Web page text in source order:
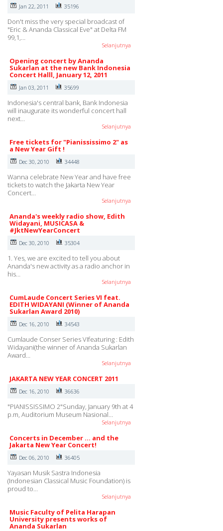
Jan 22, 2011 35196
Don't miss the very special broadcast of
"Eric & Ananda Classical Eve" at Delta FM
99,1,…
Selanjutnya
Opening concert by Ananda
Sukarlan at the new Bank Indonesia
Concert Halll, January 12, 2011
Jan 03, 2011 35699
Indonesia's central bank, Bank Indonesia
will inaugurate its wonderful concert hall
next…
Selanjutnya
Free tickets for "Pianississimo 2" as
a New Year Gift !
Dec 30, 2010 34448
Wanna celebrate New Year and have free
tickets to watch the Jakarta New Year
Concert…
Selanjutnya
Ananda's weekly radio show, Edith
Widayani, MUSICASA &
#JktNewYearConcert
Dec 30, 2010 35304
1. Yes, we are excited to tell you about
Ananda's new activity as a radio anchor in
his…
Selanjutnya
CumLaude Concert Series VI feat.
EDITH WIDAYANI (Winner of Ananda
Sukarlan Award 2010)
Dec 16, 2010 34543
Cumlaude Conser Series VIfeaturing : Edith
Widayani(the winner of Ananda Sukarlan
Award…
Selanjutnya
JAKARTA NEW YEAR CONCERT 2011
Dec 16, 2010 36636
"PIANISSISSIMO 2"Sunday, January 9th at 4
p.m, Auditorium Museum Nasional…
Selanjutnya
Concerts in December ... and the
Jakarta New Year Concert!
Dec 06, 2010 36405
Yayasan Musik Sastra Indonesia
(Indonesian Classical Music Foundation) is
proud to…
Selanjutnya
Music Faculty of Pelita Harapan
University presents works of
Ananda Sukarlan